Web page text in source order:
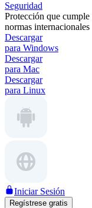
Seguridad
Protección que cumple
normas internacionales
Descargar
para Windows
Descargar
para Mac
Descargar
para Linux
Iniciar Sesión
Regístrese gratis